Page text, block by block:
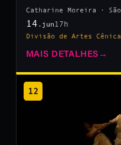
Catharine Moreira ·
14 .jun 17h
Divisão de Artes
MAIS DETALHES →
12